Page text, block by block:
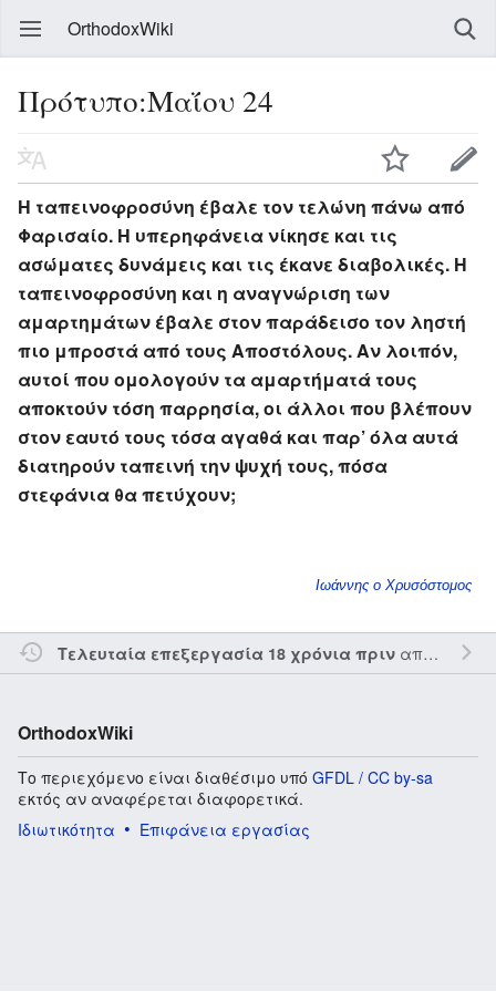
OrthodoxWiki
Πρότυπο:Μαΐου 24
Η ταπεινοφροσύνη έβαλε τον τελώνη πάνω από
Φαρισαίο. Η υπερηφάνεια νίκησε και τις
ασώματες δυνάμεις και τις έκανε διαβολικές. Η
ταπεινοφροσύνη και η αναγνώριση των
αμαρτημάτων έβαλε στον παράδεισο τον ληστή
πιο μπροστά από τους Αποστόλους. Αν λοιπόν,
αυτοί που ομολογούν τα αμαρτήματά τους
αποκτούν τόση παρρησία, οι άλλοι που βλέπουν
στον εαυτό τους τόσα αγαθά και παρ’ όλα αυτά
διατηρούν ταπεινή την ψυχή τους, πόσα
στεφάνια θα πετύχουν;
Ιωάννης ο Χρυσόστομος
Τελευταία επεξεργασία 18 χρόνια πριναπό τον την
OrthodoxWiki
Το περιεχόμενο είναι διαθέσιμο υπό GFDL / CC by-sa
εκτός αν αναφέρεται διαφορετικά.
Ιδιωτικότητα
Επιφάνεια εργασίας